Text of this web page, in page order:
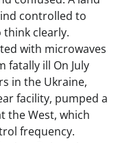
controlled to
clearly.
with microwaves
fatally ill On July
in the Ukraine,
facility, pumped a
the West, which
frequency.